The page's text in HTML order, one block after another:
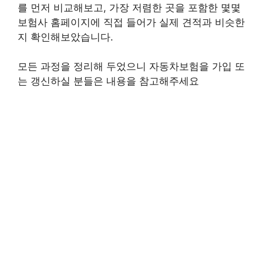
를 먼저 비교해보고, 가장 저렴한 곳을 포함한 몇몇
보험사 홈페이지에 직접 들어가 실제 견적과 비슷한
지 확인해보았습니다.
모든 과정을 정리해 두었으니 자동차보험을 가입 또
는 갱신하실 분들은 내용을 참고해주세요